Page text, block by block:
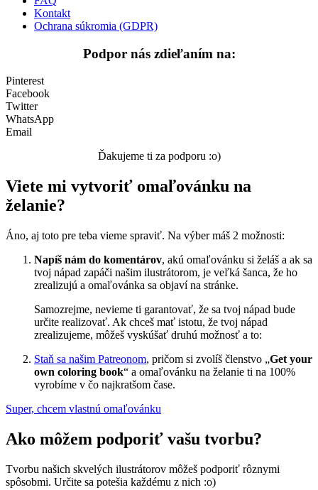
Rozprávky a rozprávkové postavy
Šport
Vesmír
Zima a Vianoce
Zvieratá a príroda
Kontakt
Ochrana súkromia (GDPR)
Podpor nás zdieľaním na:
Pinterest
Facebook
Twitter
WhatsApp
Email
Ďakujeme ti za podporu :o)
Viete mi vytvoriť omaľovánku na
želanie?
Áno, aj toto pre teba vieme spraviť. Na výber máš 2 možnosti:
Napíš nám do komentárov, akú omaľovánku si želáš a ak sa
tvoj nápad zapáči našim ilustrátorom, je veľká šanca, že ho
zrealizujú a omaľovánka sa objaví na stránke.
Samozrejme, nevieme ti garantovať, že sa tvoj nápad bude
určite realizovať. Ak chceš mať istotu, že tvoj nápad
zrealizujeme, môžeš vyskúšať druhú možnosť a to:
Staň sa našim Patreonom, pričom si zvolíš členstvo „Get your
own coloring book“ a omaľovánku na želanie ti na 100%
vyrobíme v čo najkratšom čase.
Super, chcem vlastnú omaľovánku
Ako môžem podporiť vašu tvorbu?
Tvorbu našich skvelých ilustrátorov môžeš podporiť rôznymi
spôsobmi. Určite sa potešia každému z nich :o)